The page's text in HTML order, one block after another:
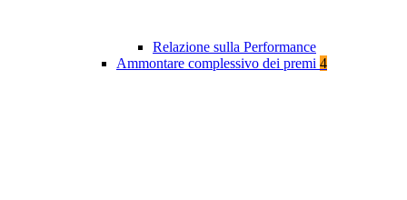
Relazione sulla Performance
Ammontare complessivo dei premi 4